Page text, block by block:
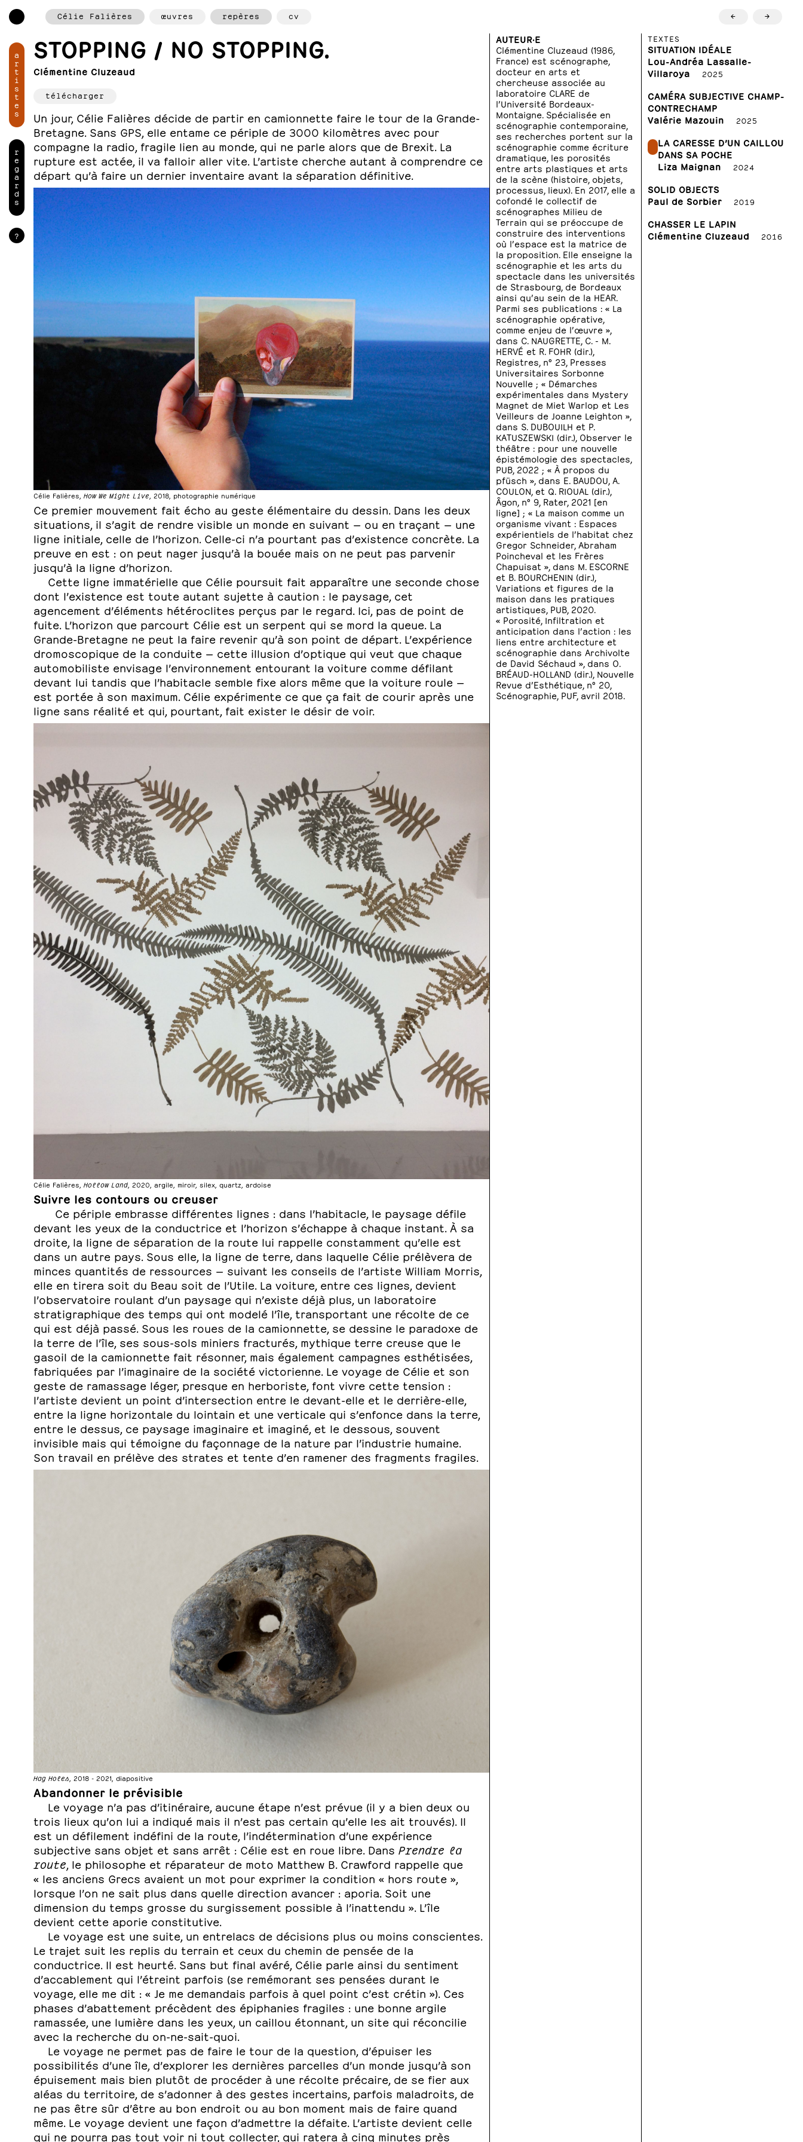
a
r
t
i
s
t
e
s
r
e
g
a
r
d
s
?
Célie Falières œuvres repères cv ← →
STOPPING / NO STOPPING.
Clémentine Cluzeaud
télécharger
Un jour, Célie Falières décide de partir en camionnette faire le tour de la Grande-
Bretagne. Sans GPS, elle entame ce périple de 3000 kilomètres avec pour
compagne la radio, fragile lien au monde, qui ne parle alors que de Brexit. La
rupture est actée, il va falloir aller vite. L’artiste cherche autant à comprendre ce
départ qu’à faire un dernier inventaire avant la séparation définitive.
Célie Falières, How We Might Live , 2018, photographie numérique
Ce premier mouvement fait écho au geste élémentaire du dessin. Dans les deux
situations, il s’agit de rendre visible un monde en suivant — ou en traçant — une
ligne initiale, celle de l’horizon. Celle-ci n’a pourtant pas d’existence concrète. La
preuve en est : on peut nager jusqu’à la bouée mais on ne peut pas parvenir
jusqu’à la ligne d’horizon.
Cette ligne immatérielle que Célie poursuit fait apparaître une seconde chose
dont l’existence est toute autant sujette à caution : le paysage, cet
agencement d’éléments hétéroclites perçus par le regard. Ici, pas de point de
fuite. L’horizon que parcourt Célie est un serpent qui se mord la queue. La
Grande-Bretagne ne peut la faire revenir qu’à son point de départ. L’expérience
dromoscopique de la conduite — cette illusion d’optique qui veut que chaque
automobiliste envisage l’environnement entourant la voiture comme défilant
devant lui tandis que l’habitacle semble fixe alors même que la voiture roule —
est portée à son maximum. Célie expérimente ce que ça fait de courir après une
ligne sans réalité et qui, pourtant, fait exister le désir de voir.
Célie Falières, Hollow Land , 2020, argile, miroir, silex, quartz, ardoise
Suivre les contours ou creuser
Ce périple embrasse différentes lignes : dans l’habitacle, le paysage défile
devant les yeux de la conductrice et l’horizon s’échappe à chaque instant. À sa
droite, la ligne de séparation de la route lui rappelle constamment qu’elle est
dans un autre pays. Sous elle, la ligne de terre, dans laquelle Célie prélèvera de
minces quantités de ressources — suivant les conseils de l’artiste William Morris,
elle en tirera soit du Beau soit de l’Utile. La voiture, entre ces lignes, devient
l’observatoire roulant d’un paysage qui n’existe déjà plus, un laboratoire
stratigraphique des temps qui ont modelé l’île, transportant une récolte de ce
qui est déjà passé. Sous les roues de la camionnette, se dessine le paradoxe de
la terre de l’île, ses sous-sols miniers fracturés, mythique terre creuse que le
gasoil de la camionnette fait résonner, mais également campagnes esthétisées,
fabriquées par l’imaginaire de la société victorienne. Le voyage de Célie et son
geste de ramassage léger, presque en herboriste, font vivre cette tension :
l’artiste devient un point d’intersection entre le devant-elle et le derrière-elle,
entre la ligne horizontale du lointain et une verticale qui s’enfonce dans la terre,
entre le dessus, ce paysage imaginaire et imaginé, et le dessous, souvent
invisible mais qui témoigne du façonnage de la nature par l’industrie humaine.
Son travail en prélève des strates et tente d’en ramener des fragments fragiles.
Hag Holes , 2018 - 2021, diapositive
Abandonner le prévisible
Le voyage n’a pas d’itinéraire, aucune étape n’est prévue (il y a bien deux ou
trois lieux qu’on lui a indiqué mais il n’est pas certain qu’elle les ait trouvés). Il
est un défilement indéfini de la route, l’indétermination d’une expérience
subjective sans objet et sans arrêt : Célie est en roue libre. Dans Prendre la
route , le philosophe et réparateur de moto Matthew B. Crawford rappelle que
« les anciens Grecs avaient un mot pour exprimer la condition « hors route »,
lorsque l’on ne sait plus dans quelle direction avancer : aporia. Soit une
dimension du temps grosse du surgissement possible à l’inattendu ». L’île
devient cette aporie constitutive.
Le voyage est une suite, un entrelacs de décisions plus ou moins conscientes.
Le trajet suit les replis du terrain et ceux du chemin de pensée de la
conductrice. Il est heurté. Sans but final avéré, Célie parle ainsi du sentiment
d’accablement qui l’étreint parfois (se remémorant ses pensées durant le
voyage, elle me dit : « Je me demandais parfois à quel point c’est crétin »). Ces
phases d’abattement précèdent des épiphanies fragiles : une bonne argile
ramassée, une lumière dans les yeux, un caillou étonnant, un site qui réconcilie
avec la recherche du on-ne-sait-quoi.
Le voyage ne permet pas de faire le tour de la question, d’épuiser les
possibilités d’une île, d’explorer les dernières parcelles d’un monde jusqu’à son
épuisement mais bien plutôt de procéder à une récolte précaire, de se fier aux
aléas du territoire, de s’adonner à des gestes incertains, parfois maladroits, de
ne pas être sûr d’être au bon endroit ou au bon moment mais de faire quand
même. Le voyage devient une façon d’admettre la défaite. L’artiste devient celle
qui ne pourra pas tout voir ni tout collecter, qui ratera à cinq minutes près
AUTEUR·E
Clémentine Cluzeaud (1986,
France) est scénographe,
docteur en arts et
chercheuse associée au
laboratoire CLARE de
l’Université Bordeaux-
Montaigne. Spécialisée en
scénographie contemporaine,
ses recherches portent sur la
scénographie comme écriture
dramatique, les porosités
entre arts plastiques et arts
de la scène (histoire, objets,
processus, lieux). En 2017, elle a
cofondé le collectif de
scénographes Milieu de
Terrain qui se préoccupe de
construire des interventions
où l’espace est la matrice de
la proposition. Elle enseigne la
scénographie et les arts du
spectacle dans les universités
de Strasbourg, de Bordeaux
ainsi qu’au sein de la HEAR.
Parmi ses publications : « La
scénographie opérative,
comme enjeu de l’œuvre »,
dans C. NAUGRETTE, C. - M.
HERVÉ et R. FOHR (dir.),
Registres, n° 23, Presses
Universitaires Sorbonne
Nouvelle ; « Démarches
expérimentales dans Mystery
Magnet de Miet Warlop et Les
Veilleurs de Joanne Leighton »,
dans S. DUBOUILH et P.
KATUSZEWSKI (dir.), Observer le
théâtre : pour une nouvelle
épistémologie des spectacles,
PUB, 2022 ; « À propos du
pfüsch », dans E. BAUDOU, A.
COULON, et Q. RIOUAL (dir.),
Âgon, n° 9, Rater, 2021 [en
ligne] ; « La maison comme un
organisme vivant : Espaces
expérientiels de l’habitat chez
Gregor Schneider, Abraham
Poincheval et les Frères
Chapuisat », dans M. ESCORNE
et B. BOURCHENIN (dir.),
Variations et figures de la
maison dans les pratiques
artistiques, PUB, 2020.
« Porosité, Infiltration et
anticipation dans l’action : les
liens entre architecture et
scénographie dans Archivolte
de David Séchaud », dans O.
BRÉAUD-HOLLAND (dir.), Nouvelle
Revue d’Esthétique, n° 20,
Scénographie, PUF, avril 2018.
TEXTES
SITUATION IDÉALE
Lou-Andréa Lassalle-
Villaroya
2025
CAMÉRA SUBJECTIVE CHAMP-
CONTRECHAMP
Valérie Mazouin
2025
LA CARESSE D’UN CAILLOU
DANS SA POCHE
Liza Maignan
2024
SOLID OBJECTS
Paul de Sorbier
2019
CHASSER LE LAPIN
Clémentine Cluzeaud
2016